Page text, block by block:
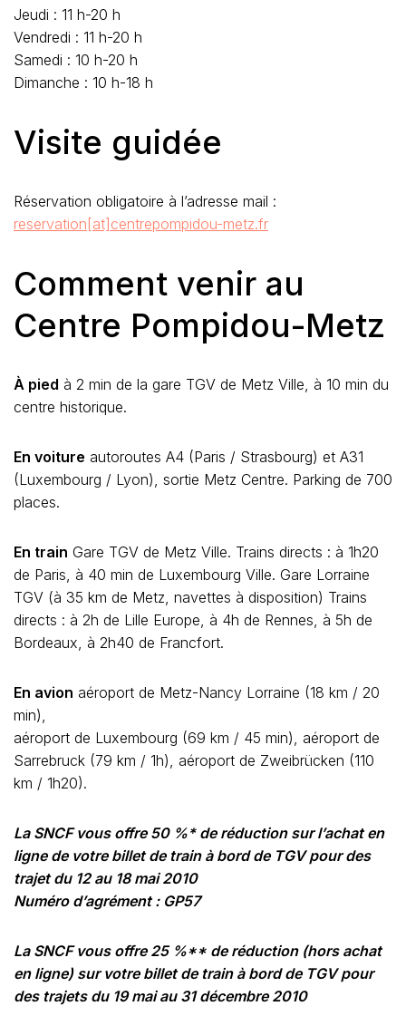
Jeudi : 11 h-20 h
Vendredi : 11 h-20 h
Samedi : 10 h-20 h
Dimanche : 10 h-18 h
Visite guidée
Réservation obligatoire à l’adresse mail :
reservation[at]centrepompidou-metz.fr
Comment venir au
Centre Pompidou-Metz
À pied à 2 min de la gare TGV de Metz Ville, à 10 min du
centre historique.
En voiture autoroutes A4 (Paris / Strasbourg) et A31
(Luxembourg / Lyon), sortie Metz Centre. Parking de 700
places.
En train Gare TGV de Metz Ville. Trains directs : à 1h20
de Paris, à 40 min de Luxembourg Ville. Gare Lorraine
TGV (à 35 km de Metz, navettes à disposition) Trains
directs : à 2h de Lille Europe, à 4h de Rennes, à 5h de
Bordeaux, à 2h40 de Francfort.
En avion aéroport de Metz-Nancy Lorraine (18 km / 20
min),
aéroport de Luxembourg (69 km / 45 min), aéroport de
Sarrebruck (79 km / 1h), aéroport de Zweibrücken (110
km / 1h20).
La SNCF vous offre 50 %* de réduction sur l’achat en
ligne de votre billet de train à bord de TGV pour des
trajet du 12 au 18 mai 2010
Numéro d’agrément : GP57
La SNCF vous offre 25 %** de réduction (hors achat
en ligne) sur votre billet de train à bord de TGV pour
des trajets du 19 mai au 31 décembre 2010